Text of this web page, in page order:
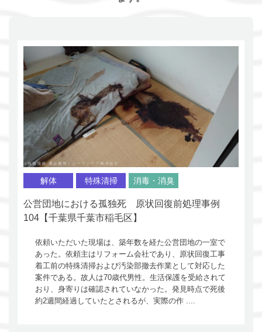
解体 特殊清掃 消毒・消臭
公営団地における孤独死 原状回復前処理事例
104【千葉県千葉市稲毛区】
依頼いただいた現場は、築年数を経た公営団地の一室で
あった。依頼主はリフォーム会社であり、原状回復工事
着工前の特殊清掃および汚染部撤去作業として対応した
案件である。故人は70歳代男性。生活保護を受給されて
おり、身寄りは確認されていなかった。発見時点で死後
約2週間経過していたとされるが、実際の作 ....